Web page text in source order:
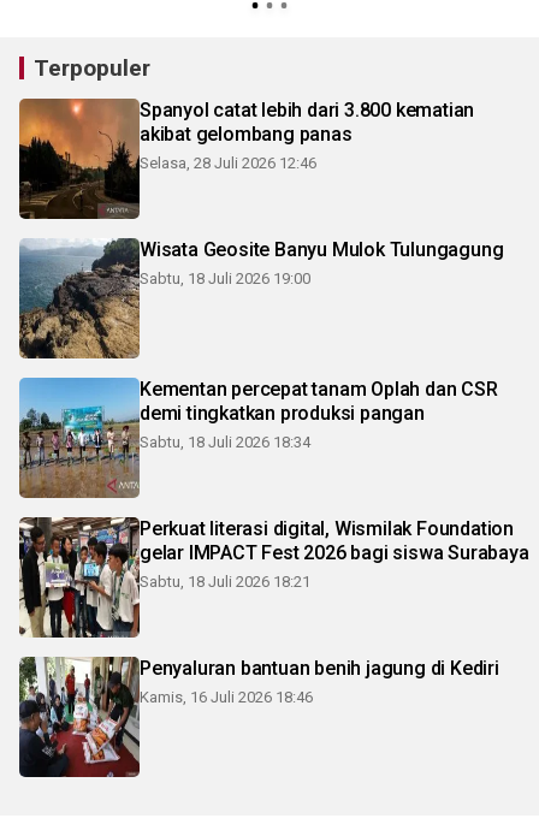
Terpopuler
Spanyol catat lebih dari 3.800 kematian
akibat gelombang panas
Selasa, 28 Juli 2026 12:46
Wisata Geosite Banyu Mulok Tulungagung
Sabtu, 18 Juli 2026 19:00
Kementan percepat tanam Oplah dan CSR
demi tingkatkan produksi pangan
Sabtu, 18 Juli 2026 18:34
Perkuat literasi digital, Wismilak Foundation
gelar IMPACT Fest 2026 bagi siswa Surabaya
Sabtu, 18 Juli 2026 18:21
Penyaluran bantuan benih jagung di Kediri
Kamis, 16 Juli 2026 18:46